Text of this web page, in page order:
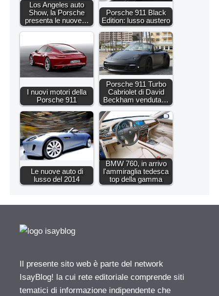
Los Angeles auto
Show, la Porsche
presenta le nuove…
Porsche 911 Black
Edition: lusso austero
I nuovi motori della
Porsche 911
Porsche 911 Turbo
Cabriolet di David
Beckham venduta…
Le nuove auto di
lusso del 2014
BMW 760, in arrivo
l'ammiraglia tedesca
top della gamma
Il presente sito web è parte del network
IsayBlog! la cui rete editoriale comprende siti
tematici di informazione indipendente che